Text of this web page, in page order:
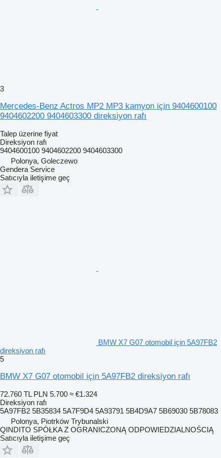
3
Mercedes-Benz Actros MP2 MP3 kamyon için 9404600100
9404602200 9404603300 direksiyon rafı
Talep üzerine fiyat
Direksiyon rafı
9404600100 9404602200 9404603300
Polonya, Goleczewo
Gendera Service
Satıcıyla iletişime geç
BMW X7 G07 otomobil için 5A97FB2
direksiyon rafı
5
BMW X7 G07 otomobil için 5A97FB2 direksiyon rafı
72.760 TL PLN 5.700 ≈ €1.324
Direksiyon rafı
5A97FB2 5B35834 5A7F9D4 5A93791 5B4D9A7 5B69030 5B78083
Polonya, Piotrków Trybunalski
QINDITO SPÓŁKA Z OGRANICZONĄ ODPOWIEDZIALNOŚCIĄ
Satıcıyla iletişime geç